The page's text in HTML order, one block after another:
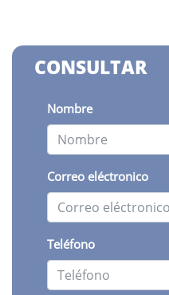
CONSULTAR
Nombre
Correo eléctronico
Teléfono